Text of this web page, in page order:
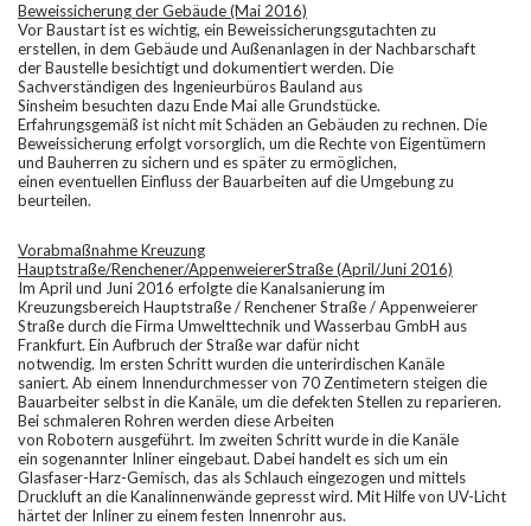
Beweissicherung der Gebäude (Mai 2016)
Vor Baustart ist es wichtig, ein Beweissicherungsgutachten zu
erstellen, in dem Gebäude und Außenanlagen in der Nachbarschaft
der Baustelle besichtigt und dokumentiert werden. Die
Sachverständigen des Ingenieurbüros Bauland aus
Sinsheim besuchten dazu Ende Mai alle Grundstücke.
Erfahrungsgemäß ist nicht mit Schäden an Gebäuden zu rechnen. Die
Beweissicherung erfolgt vorsorglich, um die Rechte von Eigentümern
und Bauherren zu sichern und es später zu ermöglichen,
einen eventuellen Einfluss der Bauarbeiten auf die Umgebung zu
beurteilen.
Vorabmaßnahme Kreuzung
Hauptstraße/Renchener/AppenweiererStraße (April/Juni 2016)
Im April und Juni 2016 erfolgte die Kanalsanierung im
Kreuzungsbereich Hauptstraße / Renchener Straße / Appenweierer
Straße durch die Firma Umwelttechnik und Wasserbau GmbH aus
Frankfurt. Ein Aufbruch der Straße war dafür nicht
notwendig. Im ersten Schritt wurden die unterirdischen Kanäle
saniert. Ab einem Innendurchmesser von 70 Zentimetern steigen die
Bauarbeiter selbst in die Kanäle, um die defekten Stellen zu reparieren.
Bei schmaleren Rohren werden diese Arbeiten
von Robotern ausgeführt. Im zweiten Schritt wurde in die Kanäle
ein sogenannter Inliner eingebaut. Dabei handelt es sich um ein
Glasfaser-Harz-Gemisch, das als Schlauch eingezogen und mittels
Druckluft an die Kanalinnenwände gepresst wird. Mit Hilfe von UV-Licht
härtet der Inliner zu einem festen Innenrohr aus.